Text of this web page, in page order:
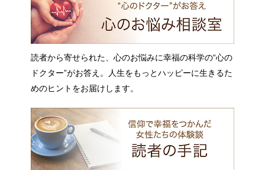
読者から寄せられた、心のお悩みに幸福の科学の“心の
ドクター”がお答え。人生をもっとハッピーに生きるた
めのヒントをお届けします。